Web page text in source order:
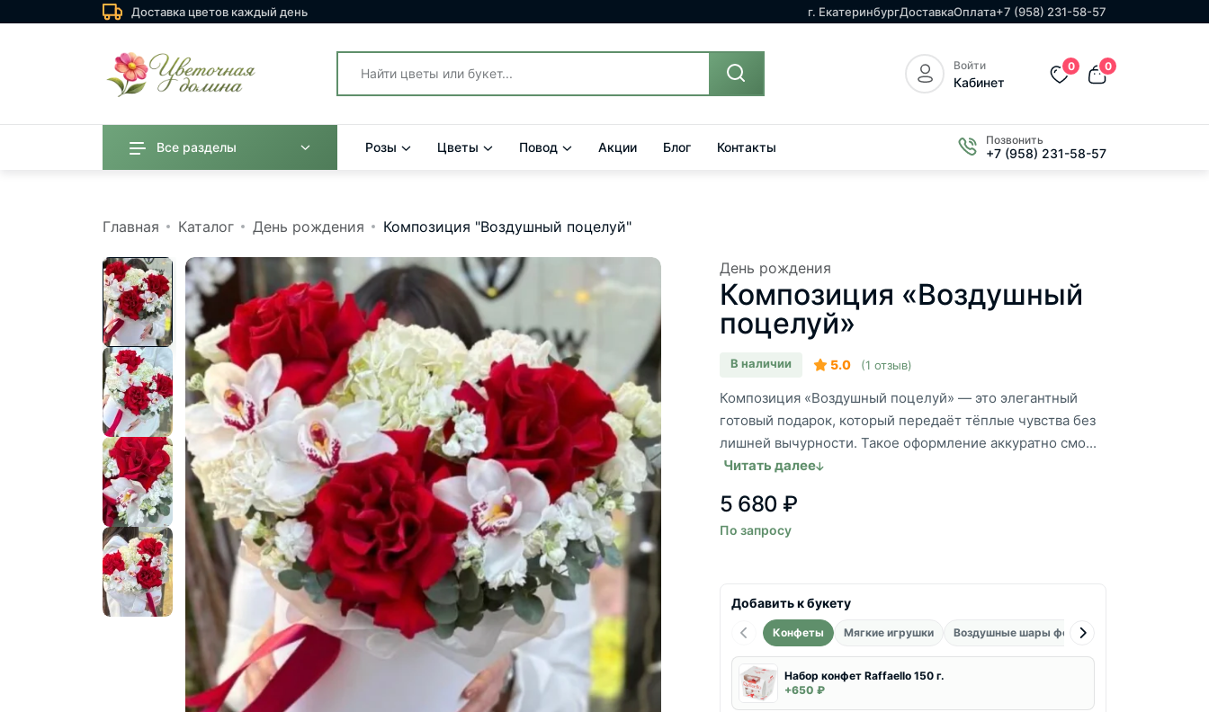
Доставка цветов каждый день г. ЕкатеринбургДоставкаОплата+7 (958) 231-58-57
Войти
Кабинет
0 0
Все разделы Розы Цветы Повод Акции Блог Контакты Позвонить
+7 (958) 231-58-57
Главная Каталог День рождения Композиция "Воздушный поцелуй"
День рождения
Композиция «Воздушный
поцелуй»
В наличии 5.0 (1 отзыв)
Композиция «Воздушный поцелуй» — это элегантный
готовый подарок, который передаёт тёплые чувства без
лишней вычурности. Такое оформление аккуратно смо...
Читать далее
5 680 ₽
По запросу
Добавить к букету
Конфеты Мягкие игрушки Воздушные шары фольгированные
Набор конфет Raffaello 150 г.
+650 ₽